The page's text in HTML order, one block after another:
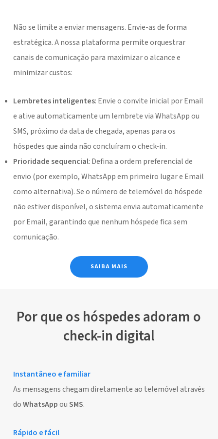
Não se limite a enviar mensagens. Envie-as de forma
estratégica. A nossa plataforma permite orquestrar
canais de comunicação para maximizar o alcance e
minimizar custos:
Lembretes inteligentes: Envie o convite inicial por Email
e ative automaticamente um lembrete via WhatsApp ou
SMS, próximo da data de chegada, apenas para os
hóspedes que ainda não concluíram o check-in.
Prioridade sequencial: Defina a ordem preferencial de
envio (por exemplo, WhatsApp em primeiro lugar e Email
como alternativa). Se o número de telemóvel do hóspede
não estiver disponível, o sistema envia automaticamente
por Email, garantindo que nenhum hóspede fica sem
comunicação.
SAIBA MAIS
Por que os hóspedes adoram o
check-in digital
Instantâneo e familiar
As mensagens chegam diretamente ao telemóvel através
doWhatsAppouSMS.
Rápido e fácil